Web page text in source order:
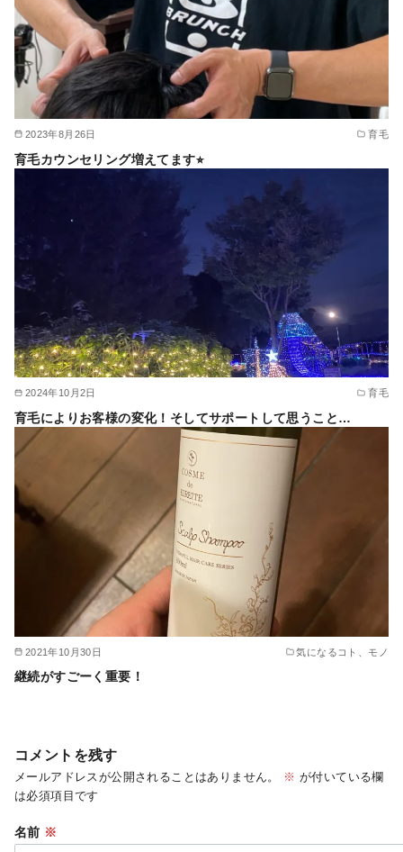
2023年8月26日 育毛
育毛カウンセリング増えてます⭐︎
2024年10月2日 育毛
育毛によりお客様の変化！そしてサポートして思うこと…
2021年10月30日 気になるコト、モノ
継続がすごーく重要！
コメントを残す
メールアドレスが公開されることはありません。 ※ が付いている欄
は必須項目です
名前 ※